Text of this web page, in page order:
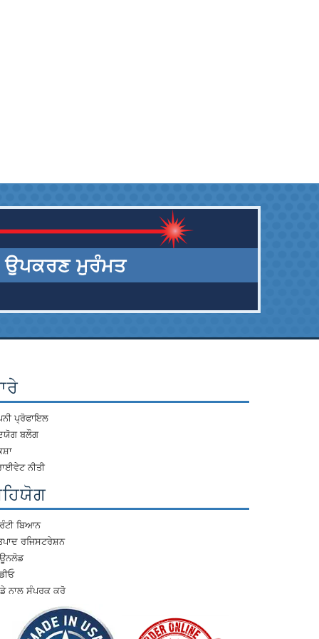
ਉਪਕਰਣ ਮੁਰੰਮਤ
ਪ੍ਰੋਫਾਇਲ
ਬਲੌਗ
ਨੀਤੀ
ਬਿਆਨ
ਰਜਿਸਟਰੇਸ਼ਨ
ਨਾਲ ਸੰਪਰਕ ਕਰੋ